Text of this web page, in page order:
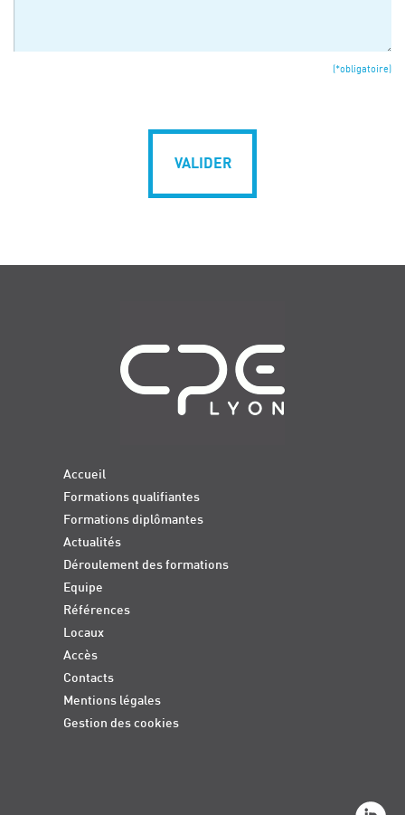
(*obligatoire)
VALIDER
Accueil
Formations qualifiantes
Formations diplômantes
Actualités
Déroulement des formations
Equipe
Références
Locaux
Accès
Contacts
Mentions légales
Gestion des cookies